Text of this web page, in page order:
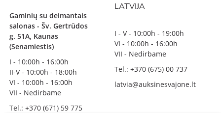
Gaminių su deimantais
salonas - Šv. Gertrūdos
g. 51A, Kaunas
(Senamiestis)
I - 10:00h - 16:00h
II-V - 10:00h - 18:00h
VI - 10:00h - 16:00h
VII - Nedirbame
Tel.: +370 (671) 59 775
LATVIJA
I - V - 10:00h - 19:00h
VI - 10:00h - 16:00h
VII - Nedirbame
Tel.: +370 (675) 00 737
latvia@auksinesvajone.lt